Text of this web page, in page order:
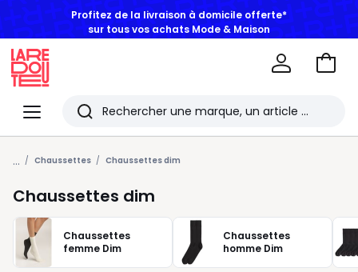
Menu
Redoute
Rechercher
Les
derniers
articles
consultés
Aller
... Chaussettes Chaussettes dim
Chaussettes dim
Chaussettes
femme Dim
Chaussettes
homme Dim